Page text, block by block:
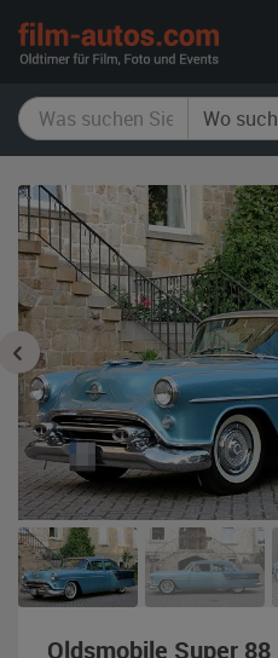
Oldsmobile Super 88,